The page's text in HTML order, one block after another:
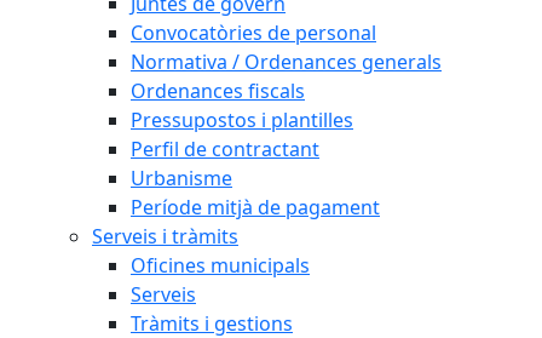
Convocatòries de personal
Normativa / Ordenances generals
Ordenances fiscals
Pressupostos i plantilles
Perfil de contractant
Urbanisme
Període mitjà de pagament
Serveis i tràmits
Oficines municipals
Serveis
Tràmits i gestions